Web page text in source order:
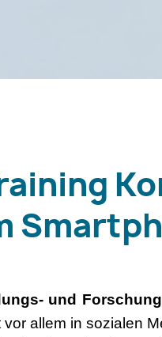
und
vor allem in sozialen